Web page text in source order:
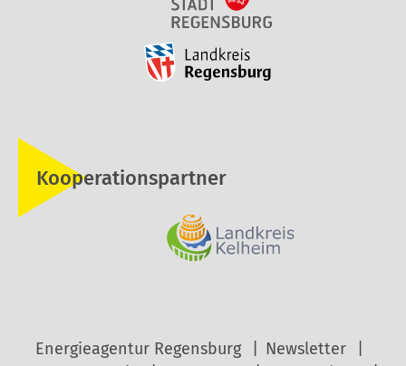
Kooperationspartner
Energieagentur Regensburg
Newsletter